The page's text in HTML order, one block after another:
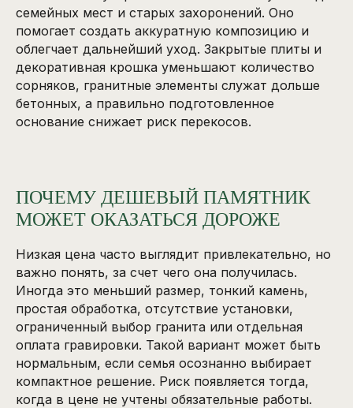
семейных мест и старых захоронений. Оно
помогает создать аккуратную композицию и
облегчает дальнейший уход. Закрытые плиты и
декоративная крошка уменьшают количество
сорняков, гранитные элементы служат дольше
бетонных, а правильно подготовленное
основание снижает риск перекосов.
ПОЧЕМУ ДЕШЕВЫЙ ПАМЯТНИК
МОЖЕТ ОКАЗАТЬСЯ ДОРОЖЕ
Низкая цена часто выглядит привлекательно, но
важно понять, за счет чего она получилась.
Иногда это меньший размер, тонкий камень,
простая обработка, отсутствие установки,
ограниченный выбор гранита или отдельная
оплата гравировки. Такой вариант может быть
нормальным, если семья осознанно выбирает
компактное решение. Риск появляется тогда,
когда в цене не учтены обязательные работы.